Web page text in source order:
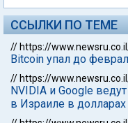
ССЫЛКИ ПО ТЕМЕ
// https://
Bitcoin упал до
// https://
NVIDIA и Google
в Израиле в